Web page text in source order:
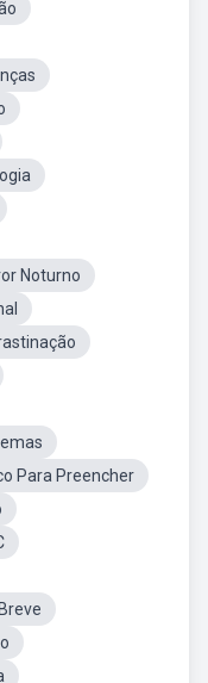
Noturno
Para Preencher